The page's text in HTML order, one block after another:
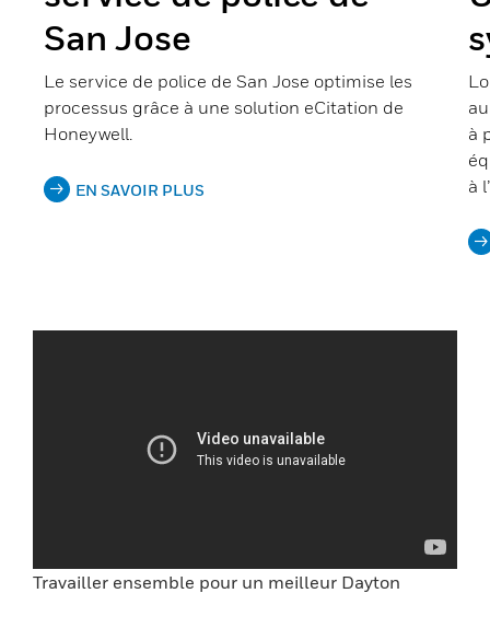
San Jose
Le service de police de San Jose optimise les
processus grâce à une solution eCitation de
Honeywell.
EN SAVOIR PLUS
à
à
Travailler ensemble pour un meilleur Dayton